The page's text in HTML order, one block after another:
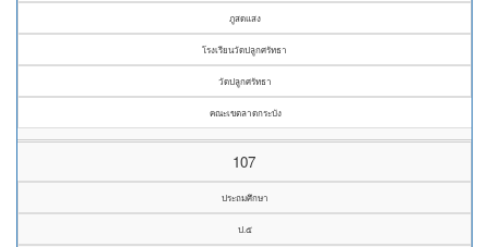
ภูสดแสง
โรงเรียนวัดปลูกศรัทธา
วัดปลูกศรัทธา
คณะเขตลาดกระบัง
107
ประถมศึกษา
ป.๕